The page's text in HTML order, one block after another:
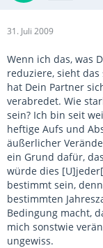
31. Juli 2009
Wenn ich das, was
reduziere, sieht das
hat Dein Partner
verabredet. Wie
sein? Ich bin seit
heftige Aufs und
äußerlicher
ein Grund dafür,
würde dies
bestimmt sein,
bestimmten
Bedingung macht,
mich sonstwie
ungewiss.